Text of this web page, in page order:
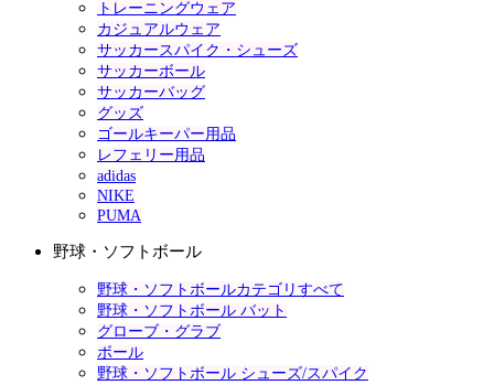
トレーニングウェア
カジュアルウェア
サッカースパイク・シューズ
サッカーボール
サッカーバッグ
グッズ
ゴールキーパー用品
レフェリー用品
adidas
NIKE
PUMA
野球・ソフトボール
野球・ソフトボールカテゴリすべて
野球・ソフトボール バット
グローブ・グラブ
ボール
野球・ソフトボール シューズ/スパイク